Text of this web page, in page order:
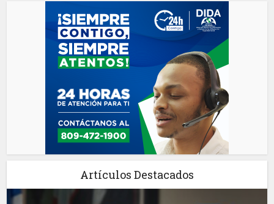
Artículos Destacados